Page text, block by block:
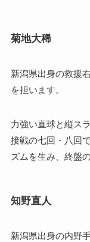
菊地大稀
新潟県出身の救援
を担います。
力強い直球と縦ス
接戦の七回・八回
ズムを生み、終盤
知野直人
新潟県出身の内野